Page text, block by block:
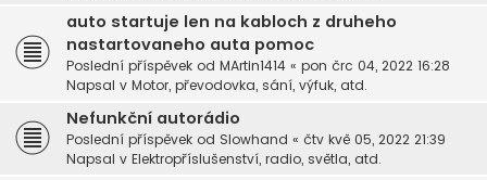
auto startuje len na kabloch z druheho
nastartovaneho auta pomoc
Poslední příspěvek od MArtin1414 « pon črc 04, 2022 16:28
Napsal v Motor, převodovka, sání, výfuk, atd.
Nefunkční autorádio
Poslední příspěvek od Slowhand « čtv kvě 05, 2022 21:39
Napsal v Elektropříslušenství, radio, světla, atd.